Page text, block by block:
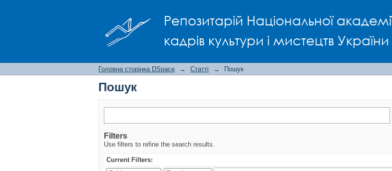
Репозитарій Національної
кадрів культури і мистецтв України
Головна сторінка DSpace → Статті → Пошук
Пошук
Filters
Use filters to refine the search results.
Current Filters: